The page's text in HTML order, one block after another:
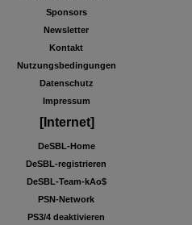
Sponsors
Newsletter
Kontakt
Nutzungsbedingungen
Datenschutz
Impressum
[Internet]
DeSBL-Home
DeSBL-registrieren
DeSBL-Team-kAo$
PSN-Network
PS3/4 deaktivieren